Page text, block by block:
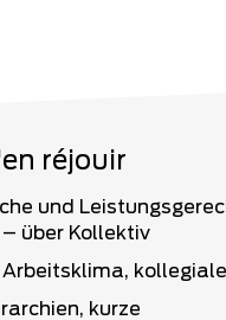
réjouir
und
über Kollektiv
kurze